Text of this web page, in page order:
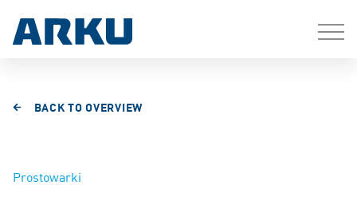
BACK TO OVERVIEW
Prostowarki